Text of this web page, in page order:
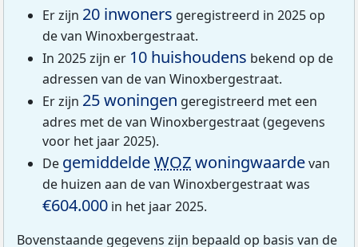
Er zijn 20 inwoners geregistreerd in 2025 op
de van Winoxbergestraat.
In 2025 zijn er 10 huishoudens bekend op de
adressen van de van Winoxbergestraat.
Er zijn 25 woningen geregistreerd met een
adres met de van Winoxbergestraat (gegevens
voor het jaar 2025).
De gemiddeldeWOZwoningwaardevan
de huizen aan de van Winoxbergestraat was
€604.000 in het jaar 2025.
Bovenstaande gegevens zijn bepaald op basis van de